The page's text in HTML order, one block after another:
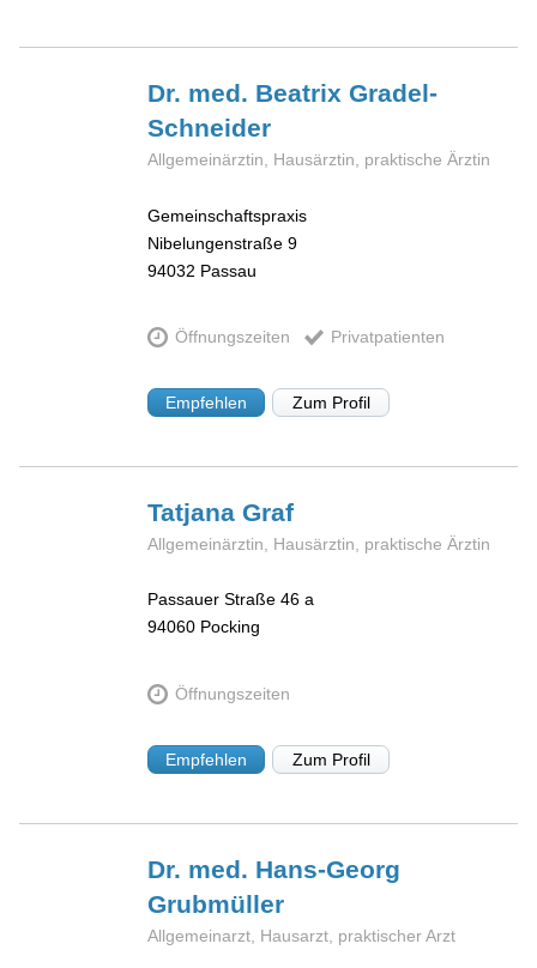
Dr. med. BeatrixGradel-
Schneider
Allgemeinärztin, Hausärztin, praktische Ärztin
Gemeinschaftspraxis
Nibelungenstraße 9
94032 Passau
Öffnungszeiten Privatpatienten
Empfehlen Zum Profil
TatjanaGraf
Allgemeinärztin, Hausärztin, praktische Ärztin
Passauer Straße 46 a
94060 Pocking
Öffnungszeiten
Empfehlen Zum Profil
Dr. med. Hans-Georg
Grubmüller
Allgemeinarzt, Hausarzt, praktischer Arzt